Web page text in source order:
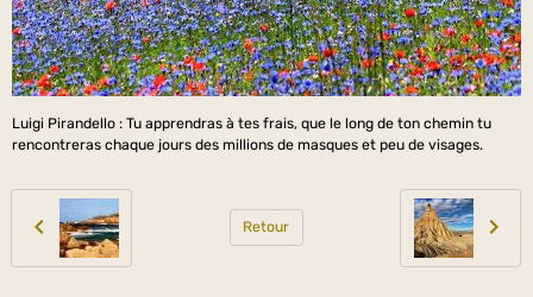
Luigi Pirandello : Tu apprendras à tes frais, que le long de ton chemin tu
rencontreras chaque jours des millions de masques et peu de visages.
Retour